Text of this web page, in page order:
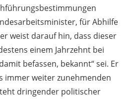
für Abhilfe
weist darauf hin, dass dieser
einem Jahrzehnt bei
befassen, bekannt“ sei. Er
immer weiter zunehmenden
dringender politischer